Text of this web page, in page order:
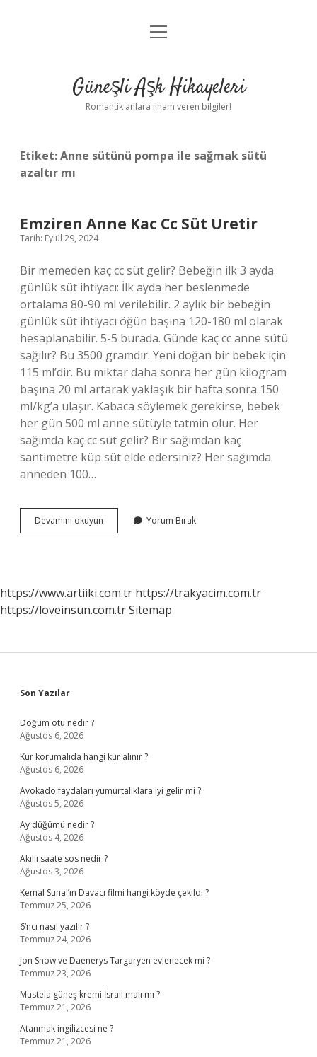
Anasayfa
Yasal Uyarı
menüyü
Güneşli Aşk Hikayeleri
Romantik anlara ilham veren bilgiler!
Etiket:Anne sütünü pompa ile sağmak sütü
azaltır mı
Emziren Anne Kac Cc Süt Uretir
Tarih: Eylül 29, 2024
Bir memeden kaç cc süt gelir? Bebeğin ilk 3 ayda
günlük süt ihtiyacı: İlk ayda her beslenmede
ortalama 80-90 ml verilebilir. 2 aylık bir bebeğin
günlük süt ihtiyacı öğün başına 120-180 ml olarak
hesaplanabilir. 5-5 burada. Günde kaç cc anne sütü
sağılır? Bu 3500 gramdır. Yeni doğan bir bebek için
115 ml’dir. Bu miktar daha sonra her gün kilogram
başına 20 ml artarak yaklaşık bir hafta sonra 150
ml/kg’a ulaşır. Kabaca söylemek gerekirse, bebek
her gün 500 ml anne sütüyle tatmin olur. Her
sağımda kaç cc süt gelir? Bir sağımdan kaç
santimetre küp süt elde edersiniz? Her sağımda
anneden 100…
Devamını okuyun Emziren
Anne
Yorum Bırak
https://www.artiiki.com.tr https://trakyacim.com.tr
https://loveinsun.com.trSitemap
Sidebar
Son Yazılar
Doğum otu nedir ?
Ağustos 6, 2026
Kur korumalıda hangi kur alınır ?
Ağustos 6, 2026
Avokado faydaları yumurtalıklara iyi gelir mi ?
Ağustos 5, 2026
Ay düğümü nedir ?
Ağustos 4, 2026
Akıllı saate sos nedir ?
Ağustos 3, 2026
Kemal Sunal’ın Davacı filmi hangi köyde çekildi ?
Temmuz 25, 2026
6’ncı nasıl yazılır ?
Temmuz 24, 2026
Jon Snow ve Daenerys Targaryen evlenecek mi ?
Temmuz 23, 2026
Mustela güneş kremi İsrail malı mı ?
Temmuz 21, 2026
Atanmak ingilizcesi ne ?
Temmuz 21, 2026